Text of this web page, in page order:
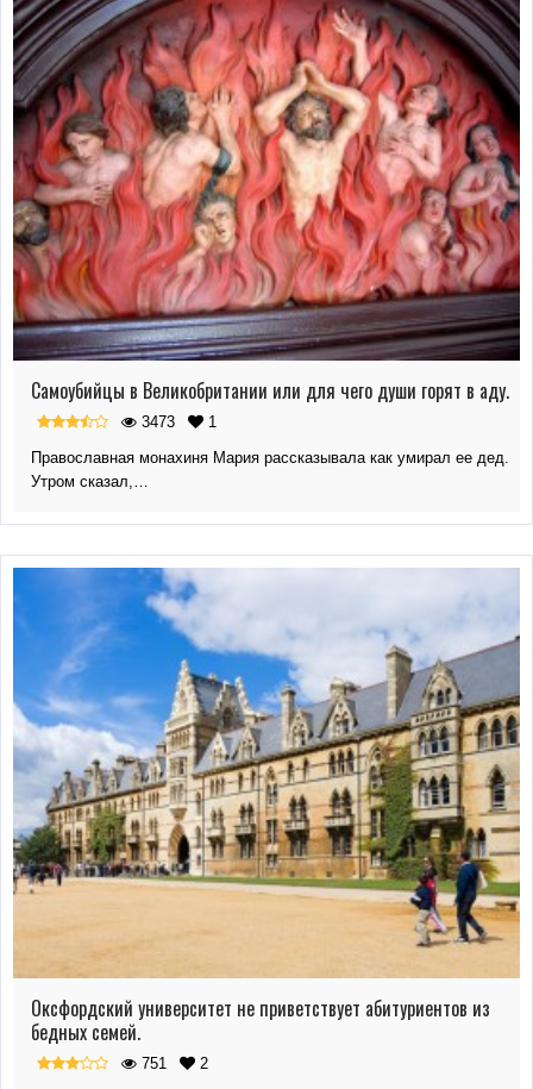
Самоубийцы в Великобритании или для чего души горят в аду.
3473
1
Православная монахиня Мария рассказывала как умирал ее дед.
Утром сказал,…
Оксфордский университет не приветствует абитуриентов из
бедных семей.
751
2